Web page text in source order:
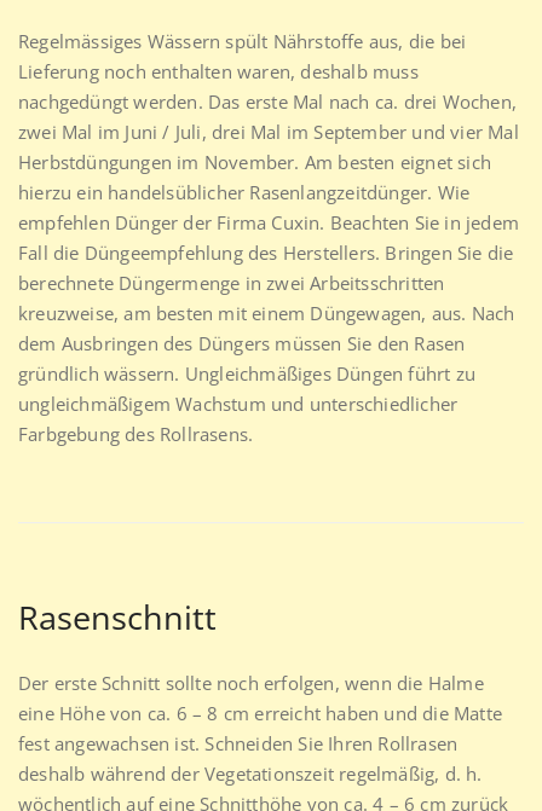
Regelmässiges Wässern spült Nährstoffe aus, die bei
Lieferung noch enthalten waren, deshalb muss
nachgedüngt werden. Das erste Mal nach ca. drei Wochen,
zwei Mal im Juni / Juli, drei Mal im September und vier Mal
Herbstdüngungen im November. Am besten eignet sich
hierzu ein handelsüblicher Rasenlangzeitdünger. Wie
empfehlen Dünger der Firma Cuxin. Beachten Sie in jedem
Fall die Düngeempfehlung des Herstellers. Bringen Sie die
berechnete Düngermenge in zwei Arbeitsschritten
kreuzweise, am besten mit einem Düngewagen, aus. Nach
dem Ausbringen des Düngers müssen Sie den Rasen
gründlich wässern. Ungleichmäßiges Düngen führt zu
ungleichmäßigem Wachstum und unterschiedlicher
Farbgebung des Rollrasens.
Rasenschnitt
Der erste Schnitt sollte noch erfolgen, wenn die Halme
eine Höhe von ca. 6 – 8 cm erreicht haben und die Matte
fest angewachsen ist. Schneiden Sie Ihren Rollrasen
deshalb während der Vegetationszeit regelmäßig, d. h.
wöchentlich auf eine Schnitthöhe von ca. 4 – 6 cm zurück